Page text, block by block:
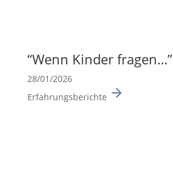
“Wenn Kinder fragen…”
28/01/2026
Erfahrungsberichte